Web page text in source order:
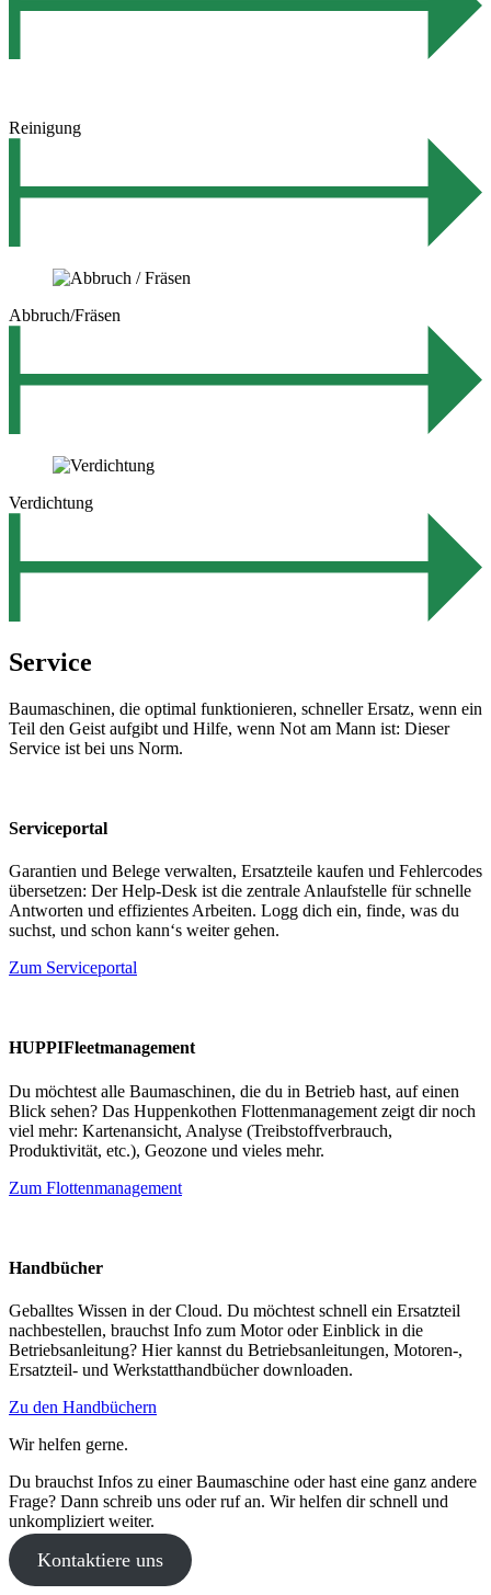
Reinigung
Abbruch/Fräsen
Verdichtung
Service
Baumaschinen, die optimal funktionieren, schneller Ersatz, wenn ein
Teil den Geist aufgibt und Hilfe, wenn Not am Mann ist: Dieser
Service ist bei uns Norm.
Serviceportal
Garantien und Belege verwalten, Ersatzteile kaufen und Fehlercodes
übersetzen: Der Help-Desk ist die zentrale Anlaufstelle für schnelle
Antworten und effizientes Arbeiten. Logg dich ein, finde, was du
suchst, und schon kann‘s weiter gehen.
Zum Serviceportal
HUPPIFleetmanagement
Du möchtest alle Baumaschinen, die du in Betrieb hast, auf einen
Blick sehen? Das Huppenkothen Flottenmanagement zeigt dir noch
viel mehr: Kartenansicht, Analyse (Treibstoffverbrauch,
Produktivität, etc.), Geozone und vieles mehr.
Zum Flottenmanagement
Handbücher
Geballtes Wissen in der Cloud. Du möchtest schnell ein Ersatzteil
nachbestellen, brauchst Info zum Motor oder Einblick in die
Betriebsanleitung? Hier kannst du Betriebsanleitungen, Motoren-,
Ersatzteil- und Werkstatthandbücher downloaden.
Zu den Handbüchern
Wir helfen gerne.
Du brauchst Infos zu einer Baumaschine oder hast eine ganz andere
Frage? Dann schreib uns oder ruf an. Wir helfen dir schnell und
unkompliziert weiter.
Kontaktiere uns